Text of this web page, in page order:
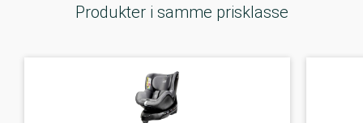
Produkter i samme prisklasse